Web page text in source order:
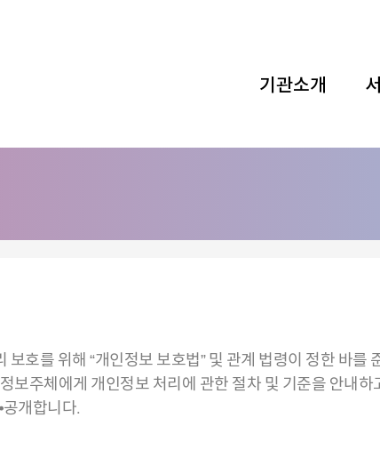
기관소개
호를 위해 “개인정보 보호법” 및 관계 법령이 정한 바
보주체에게 개인정보 처리에 관한 절차 및 기준을 안내
개합니다.